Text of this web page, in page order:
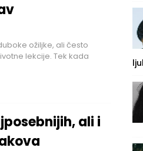
ožiljke, ali često
lekcije. Tek kada
ali i